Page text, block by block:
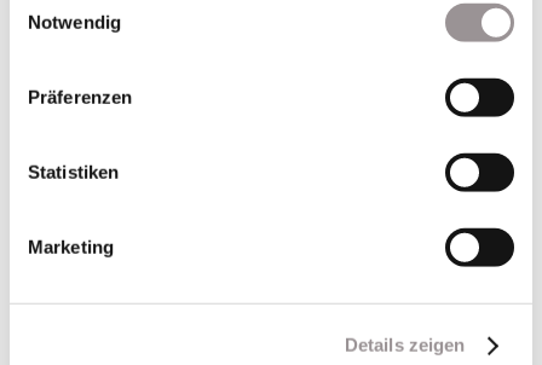
Notwendig
Präferenzen
Statistiken
Marketing
Details zeigen